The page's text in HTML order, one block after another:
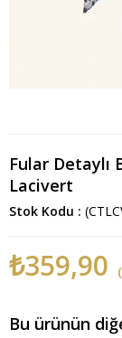
Fular Detaylı
Lacivert
Stok Kodu
₺359,90
Bu ürünün